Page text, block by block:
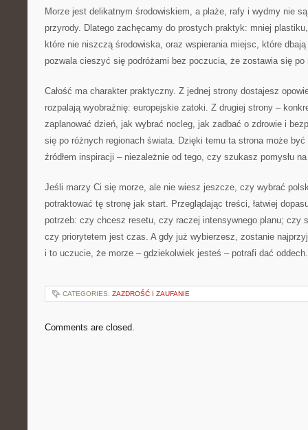
Morze jest delikatnym środowiskiem, a plaże, rafy i wydmy nie
przyrody. Dlatego zachęcamy do prostych praktyk: mniej
które nie niszczą środowiska, oraz wspierania miejsc, które
pozwala cieszyć się podróżami bez poczucia, że zostawia się po
Całość ma charakter praktyczny. Z jednej strony dostajesz
rozpalają wyobraźnię: europejskie zatoki. Z drugiej strony –
zaplanować dzień, jak wybrać nocleg, jak zadbać o zdrowie i
się po różnych regionach świata. Dzięki temu ta strona może
źródłem inspiracji – niezależnie od tego, czy szukasz pomysłu
Jeśli marzy Ci się morze, ale nie wiesz jeszcze, czy wybrać
potraktować tę stronę jak start. Przeglądając treści, łatwiej
potrzeb: czy chcesz resetu, czy raczej intensywnego planu; czy
czy priorytetem jest czas. A gdy już wybierzesz, zostanie
i to uczucie, że morze – gdziekolwiek jesteś – potrafi dać oddech.
CATEGORIES: ZAZDROŚĆ I ZAUFANIE
Comments are closed.